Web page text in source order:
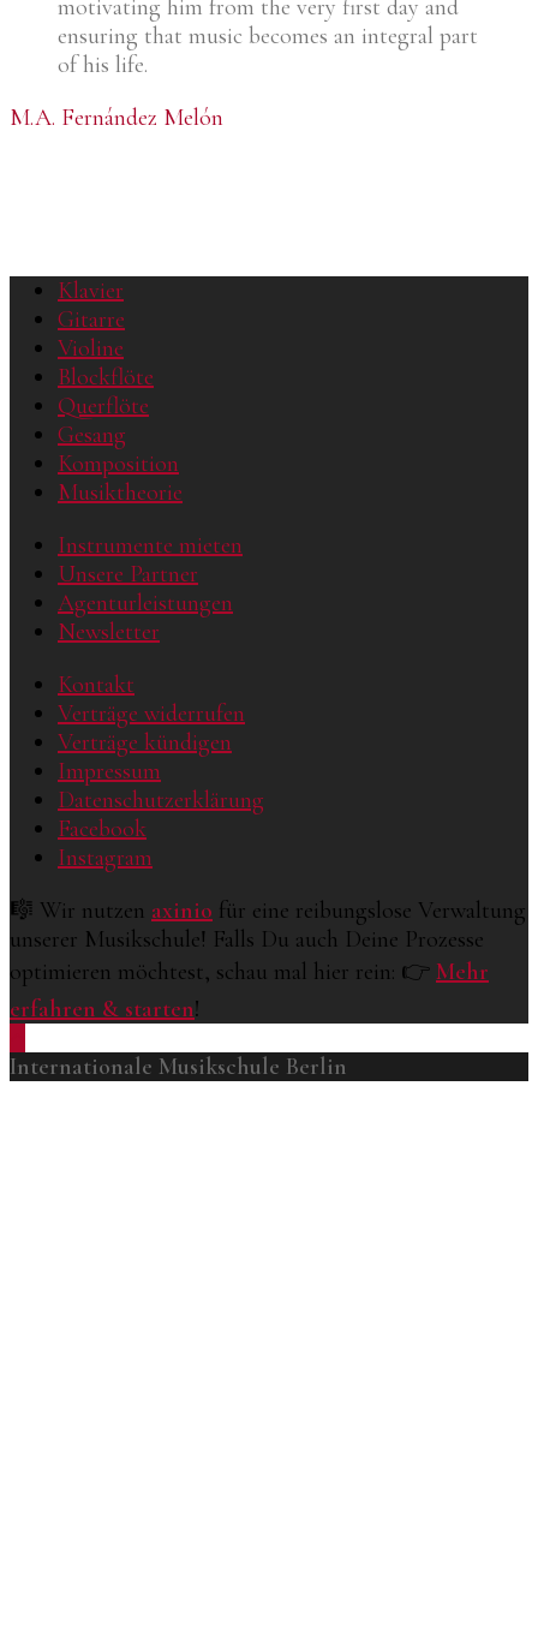
motivating him from the very first day and
ensuring that music becomes an integral part
of his life.
M.A. Fernández Melón
Klavier
Gitarre
Violine
Blockflöte
Querflöte
Gesang
Komposition
Musiktheorie
Instrumente mieten
Unsere Partner
Agenturleistungen
Newsletter
Kontakt
Verträge widerrufen
Verträge kündigen
Impressum
Datenschutzerklärung
Facebook
Instagram
🎼 Wir nutzen axinio für eine reibungslose Verwaltung
unserer Musikschule! Falls Du auch Deine Prozesse
optimieren möchtest, schau mal hier rein: 👉 Mehr
erfahren & starten!
Internationale Musikschule Berlin